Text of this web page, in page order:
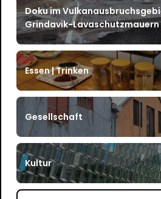
Doku im
Grindavik-Lavaschutzmauern
Essen | Trinken
Gesellschaft
Kultur